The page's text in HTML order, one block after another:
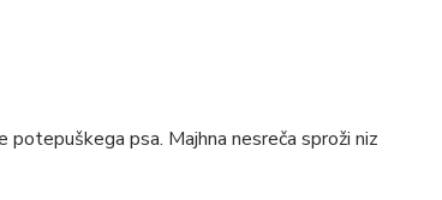
potepuškega psa. Majhna nesreča sproži niz